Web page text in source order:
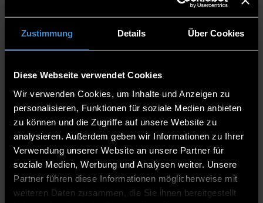
Zustimmung Details Über Cookies
Diese Webseite verwendet Cookies
Wir verwenden Cookies, um Inhalte und Anzeigen zu
personalisieren, Funktionen für soziale Medien anbieten
zu können und die Zugriffe auf unsere Website zu
analysieren. Außerdem geben wir Informationen zu Ihrer
Verwendung unserer Website an unsere Partner für
soziale Medien, Werbung und Analysen weiter. Unsere
Partner führen diese Informationen möglicherweise mit
weiteren Daten zusammen, die Sie ihnen bereitgestellt
Prof. Waldemar Berg
Hochschulleitung
Präsident
H 212
0991/3615-200